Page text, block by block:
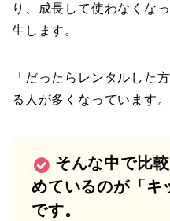
り、成長して使わなくな
生します。
「だったらレンタルした
る人が多くなっています。
そんな中で比
めているのが「キ
です。